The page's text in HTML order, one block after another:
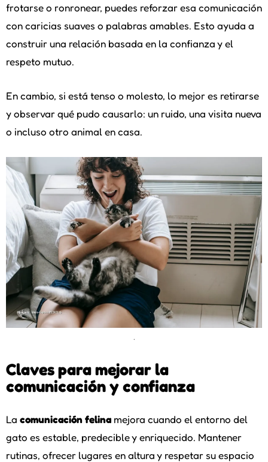
frotarse o ronronear, puedes reforzar esa comunicación
con caricias suaves o palabras amables. Esto ayuda a
construir una relación basada en la confianza y el
respeto mutuo.
En cambio, si está tenso o molesto, lo mejor es retirarse
y observar qué pudo causarlo: un ruido, una visita nueva
o incluso otro animal en casa.
.
Claves para mejorar la
comunicación y confianza
La comunicación felina mejora cuando el entorno del
gato es estable, predecible y enriquecido. Mantener
rutinas, ofrecer lugares en altura y respetar su espacio